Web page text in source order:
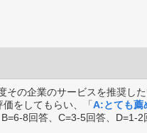
その企業のサービスを推奨し
価をしてもらい、「A:とても薦
8回答、C=3-5回答、D=1-2